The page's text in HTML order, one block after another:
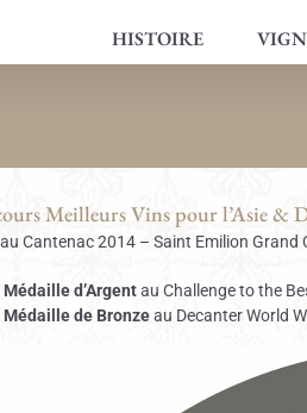
HISTOIRE
Meilleurs Vins pour l’Asie &
Cantenac 2014 – Saint Emilion Grand
Médaille d’Argentau Challenge to the
Médaille de Bronzeau Decanter World